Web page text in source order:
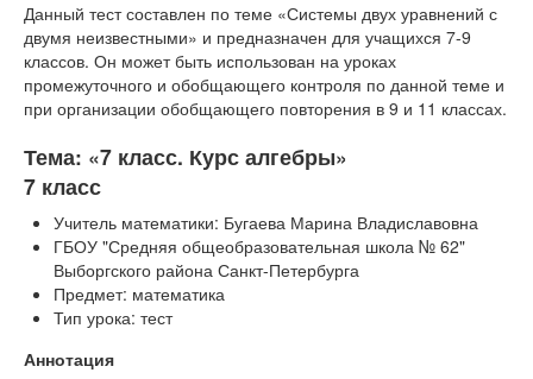
Данный тест составлен по теме «Системы двух уравнений с
двумя неизвестными» и предназначен для учащихся 7-9
классов. Он может быть использован на уроках
промежуточного и обобщающего контроля по данной теме и
при организации обобщающего повторения в 9 и 11 классах.
Тема: «7 класс. Курс алгебры»
7 класс
Учитель математики: Бугаева Марина Владиславовна
ГБОУ "Средняя общеобразовательная школа № 62"
Выборгского района Санкт-Петербурга
Предмет: математика
Тип урока: тест
Аннотация